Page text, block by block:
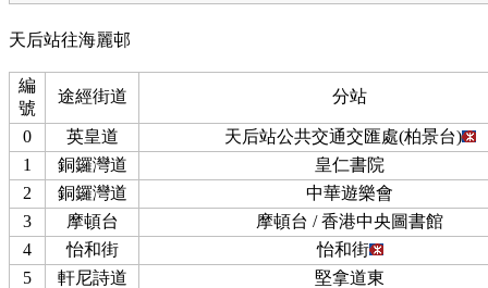
天后站往海麗邨
編
號
途經街道 分站
0 英皇道
天后站公共交通交匯處(柏景台)
1
銅鑼灣道
皇仁書院
2
銅鑼灣道
中華遊樂會
3
摩頓台
摩頓台 / 香港中央圖書館
4
怡和街
怡和街
5
軒尼詩道
堅拿道東